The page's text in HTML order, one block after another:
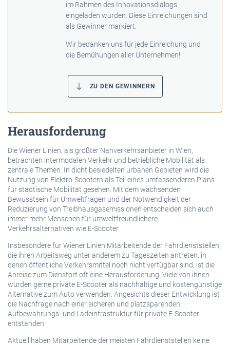
im Rahmen des Innovationsdialogs
eingeladen wurden. Diese Einreichungen sind
als Gewinner markiert.
Wir bedanken uns für jede Einreichung und
die Bemühungen aller Unternehmen!
ZU DEN GEWINNERN
Herausforderung
Die Wiener Linien, als größter Nahverkehrsanbieter in Wien,
betrachten intermodalen Verkehr und betriebliche Mobilität als
zentrale Themen. In dicht besiedelten urbanen Gebieten wird die
Nutzung von Elektro-Scootern als Teil eines umfassenderen Plans
für städtische Mobilität gesehen. Mit dem wachsenden
Bewusstsein für Umweltfragen und der Notwendigkeit der
Reduzierung von Treibhausgasemissionen entscheiden sich auch
immer mehr Menschen für umweltfreundlichere
Verkehrsalternativen wie E-Scooter.
Insbesondere für Wiener Linien Mitarbeitende der Fahrdienststellen,
die ihren Arbeitsweg unter anderem zu Tageszeiten antreten, in
denen öffentliche Verkehrsmittel noch nicht verfügbar sind, ist die
Anreise zum Dienstort oft eine Herausforderung. Viele von ihnen
würden gerne private E-Scooter als nachhaltige und kostengünstige
Alternative zum Auto verwenden. Angesichts dieser Entwicklung ist
die Nachfrage nach einer sicheren und platzsparenden
Aufbewahrungs- und Ladeinfrastruktur für private E-Scooter
entstanden.
Aktuell haben Mitarbeitende der meisten Fahrdienststellen keine